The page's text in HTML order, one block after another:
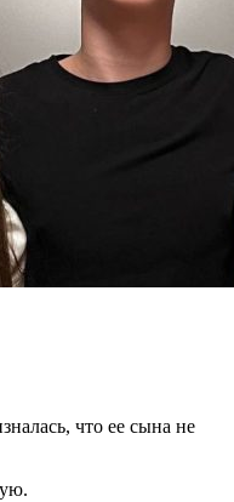
что ее сына не